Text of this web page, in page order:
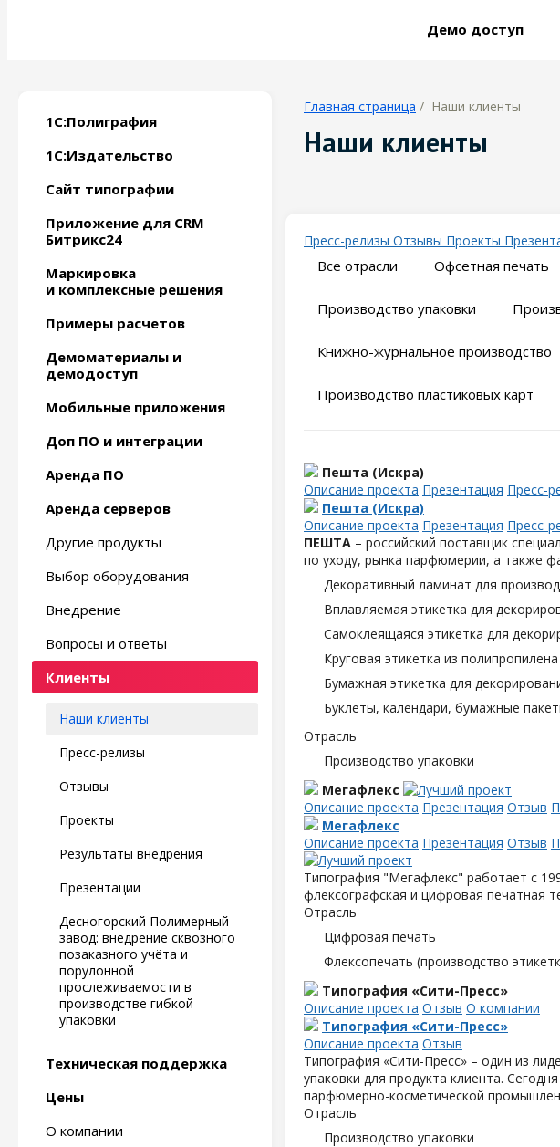
Демо доступ
1С:Полиграфия
1С:Издательство
Сайт типографии
Приложение для CRM
Битрикс24
Маркировка
и комплексные решения
Примеры расчетов
Демоматериалы и
демодоступ
Мобильные приложения
Доп ПО и интеграции
Аренда ПО
Аренда серверов
Другие продукты
Выбор оборудования
Внедрение
Вопросы и ответы
Клиенты
Наши клиенты
Пресс-релизы
Отзывы
Проекты
Результаты внедрения
Презентации
Десногорский Полимерный
завод: внедрение сквозного
позаказного учёта и
порулонной
прослеживаемости в
производстве гибкой
упаковки
Техническая поддержка
Цены
О компании
Главная страница / Наши клиенты
Наши клиенты
Пресс-релизы Отзывы Проекты
Все отрасли Офсетная печать
Производство упаковки
Книжно-журнальное производство
Производство пластиковых карт
Пешта (Искра)
Описание проекта Презентация Пресс-
Пешта (Искра)
Описание проекта Презентация Пресс-
ПЕШТА – российский поставщик
по уходу, рынка парфюмерии, а также
Декоративный ламинат для
Вплавляемая этикетка для
Самоклеящаяся этикетка для
Круговая этикетка из
Бумажная этикетка для
Буклеты, календари, бумажные
Отрасль
Производство упаковки
Мегафлекс
Описание проекта Презентация Отзыв
Мегафлекс
Описание проекта Презентация Отзыв
Типография "Мегафлекс" работает с
флексографская и цифровая печатная
Отрасль
Цифровая печать
Флексопечать (производство
Типография «Сити-Пресс»
Описание проекта Отзыв О компании
Типография «Сити-Пресс»
Описание проекта Отзыв
Типография «Сити-Пресс» – один из
упаковки для продукта клиента.
парфюмерно-косметической
Отрасль
Производство упаковки